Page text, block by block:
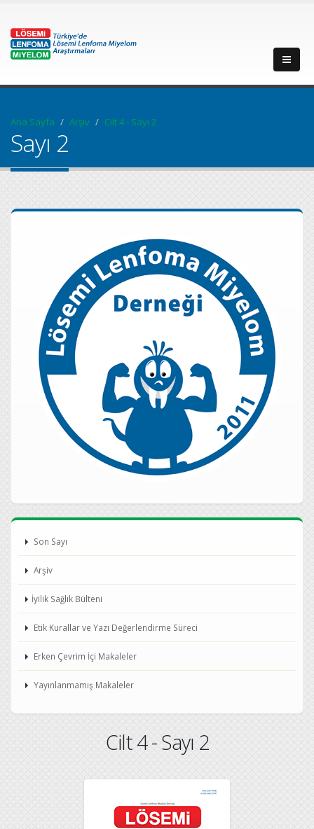
Ana Sayfa Arşiv Cilt 4 - Sayı 2
Sayı 2
Son Sayı
Arşiv
İyilik Sağlık Bülteni
Etik Kurallar ve Yazı Değerlendirme Süreci
Erken Çevrim İçi Makaleler
Yayınlanmamış Makaleler
Cilt 4 - Sayı 2